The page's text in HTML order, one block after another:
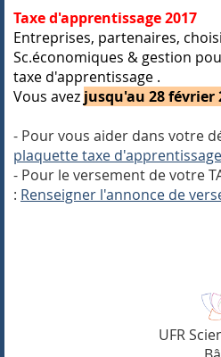
Taxe d'apprentissage 2017
Entreprises, partenaires,
Sc.économiques & gestion
taxe d'apprentissage .
Vous avez jusqu'au 28 février
- Pour vous aider dans votre
plaquette taxe
- Pour le versement de votre
: Renseigner l'annonce de
UFR